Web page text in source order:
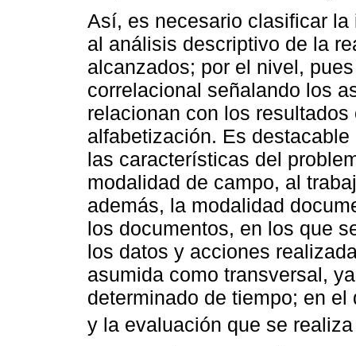
Así, es necesario clasificar
al análisis descriptivo de la
alcanzados; por el nivel,
correlacional señalando los
relacionan con los
alfabetización. Es
las características del
modalidad de campo, al
además, la modalidad
los documentos, en los que
los datos y acciones
asumida como transversal,
determinado de tiempo; en
y la evaluación que se